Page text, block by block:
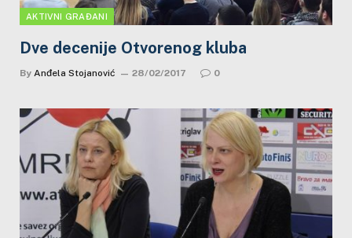
AKTIVNI GRAĐANI
Dve decenije Otvorenog kluba
By Anđela Stojanović 28/02/2017 0